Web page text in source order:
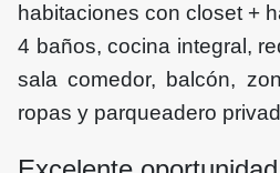
habitaciones con closet +
4 baños, cocina integral,
sala comedor, balcón,
ropas y parqueadero